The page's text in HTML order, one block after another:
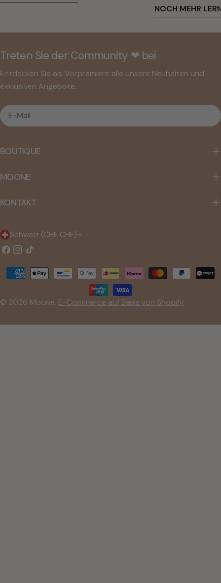
NOCH MEHR
BOUTIQUE
MOONE
KONTAKT
Treten Sie der Community ❤︎ bei
Entdecken Sie als Vorpremiere alle unsere Neuheiten und
exklusiven Angebote.
E-
Mail
L
a
d
/
Schweiz (CHF CHF)
Facebook
Instagram
TIC
© 2026 Moone. E-Commerce auf Basis von Shopify
Zahlungsmethoden